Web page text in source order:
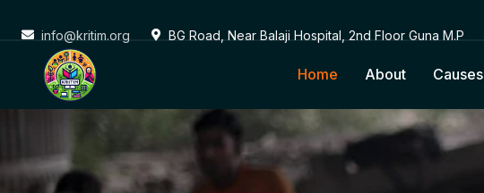
info@kritim.org BG Road, Near Balaji Hospital, 2nd Floor Guna M.P
Home About Causes